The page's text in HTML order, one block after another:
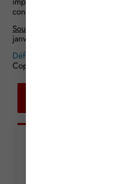
concerné.
Source :
janvier 2017, n° 21771
Défiscalisation Malraux : 1
Copyright WebLex – 2016